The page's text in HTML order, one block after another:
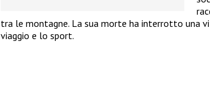
tra le montagne. La sua morte ha interrotto una
viaggio e lo sport.